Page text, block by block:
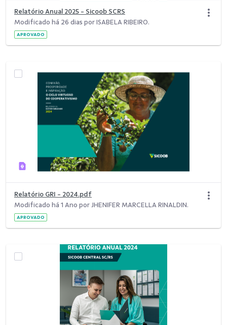
Relatório Anual 2025 - Sicoob SCRS
Modificado há 26 dias por ISABELA RIBEIRO.
APROVADO
Relatório GRI - 2024.pdf
Modificado há 1 Ano por JHENIFER MARCELLA RINALDIN.
APROVADO